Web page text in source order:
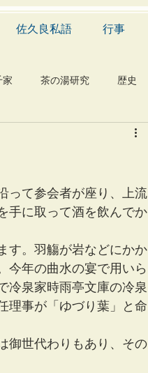
佐久良私語 行事
家 茶の湯研究 歴史
食文化
blog 芸能 茶道具
って参会者が座り、上流
手に取って酒を飲んでか
す。羽觴が岩などにかか
今年の曲水の宴で用いら
冷泉家時雨亭文庫の冷泉
理事が「ゆづり葉」と命
御世代わりもあり、その